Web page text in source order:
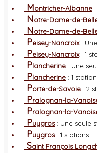
Montricher-Albanne
Notre-Dame-de-
Notre-Dame-de-
Peisey-Nancroix:
Peisey-Nancroix: 1
Plancherine : Une
Plancherine : 1
Porte-de-Savoie : 2
Pralognan-la-
Pralognan-la-
Puygros: Une seule
Puygros: 1 stations
Saint François